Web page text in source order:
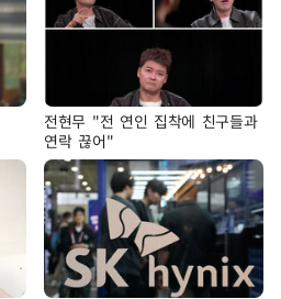
전현무 "전 연인 집착에 친구들과
연락 끊어"